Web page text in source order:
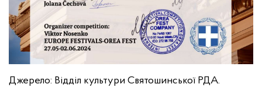
Джерело: Відділ культури Святошинської РДА.